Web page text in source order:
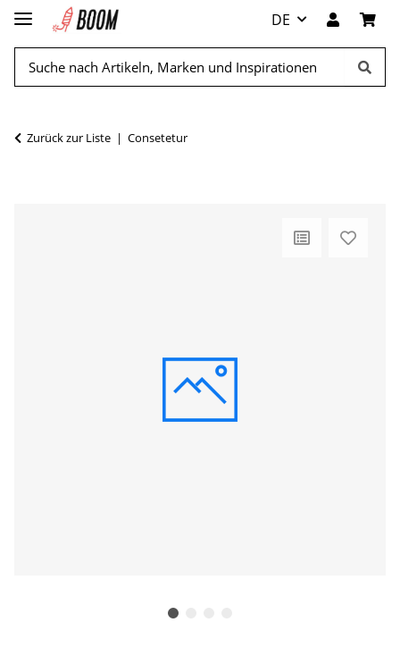
DE
Zurück zur Liste Consetetur